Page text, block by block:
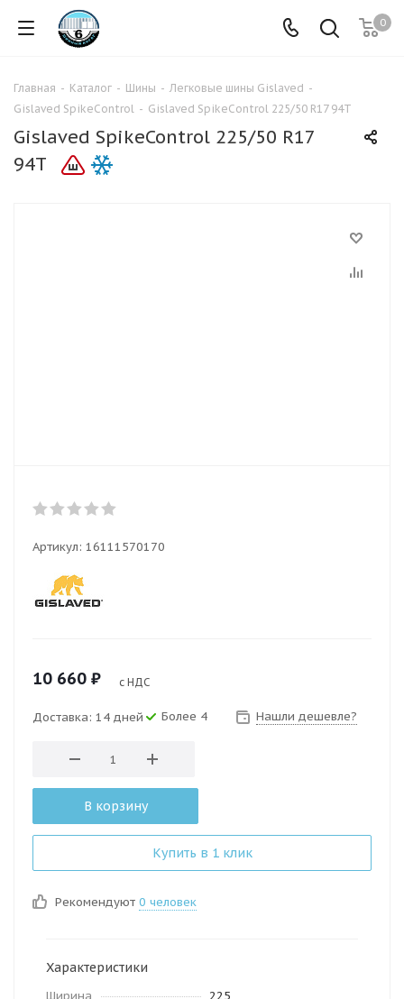
0
Главная - Каталог - Шины - Легковые шины Gislaved -
Gislaved SpikeControl - Gislaved SpikeControl 225/50 R17 94T
Gislaved SpikeControl 225/50 R17
94T
Артикул: 16111570170
10 660 ₽ с НДС
Доставка: 14 дней Более 4 Нашли дешевле?
В корзину
Купить в 1 клик
Рекомендуют 0 человек
Характеристики
Ширина
225